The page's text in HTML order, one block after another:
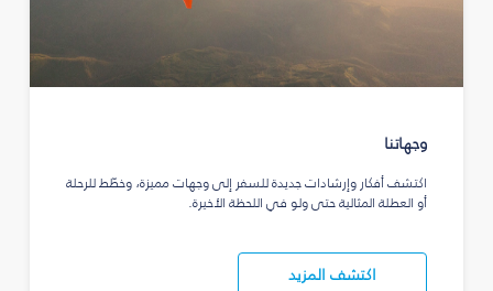
وجهاتنا
اكتشف أفكار وإرشادات جديدة للسفر إلى وجهات مميزة، وخطّط للرحلة
أو العطلة المثالية حتى ولو في اللحظة الأخيرة.
اكتشف المزيد